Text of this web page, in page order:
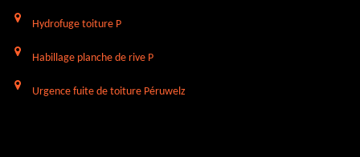
Hydrofuge toiture P
Habillage planche de rive P
Urgence fuite de toiture Péruwelz